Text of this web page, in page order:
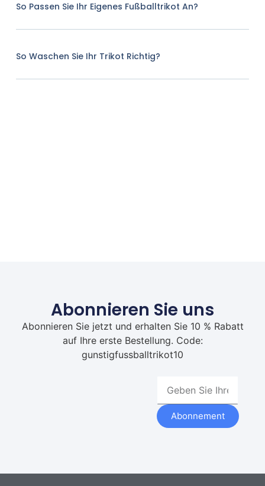
So Passen Sie Ihr Eigenes Fußballtrikot An?
So Waschen Sie Ihr Trikot Richtig?
Abonnieren Sie uns
Abonnieren Sie jetzt und erhalten Sie 10 % Rabatt
auf Ihre erste Bestellung. Code:
gunstigfussballtrikot10
Abonnement